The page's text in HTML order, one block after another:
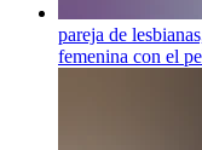
pareja de
femenina con el